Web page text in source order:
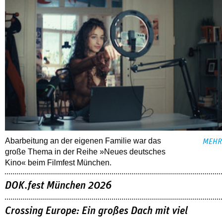
Abarbeitung an der eigenen Familie war das
große Thema in der Reihe »Neues deutsches
Kino« beim Filmfest München.
MEHR
DOK.fest München 2026
Crossing Europe: Ein großes Dach mit viel